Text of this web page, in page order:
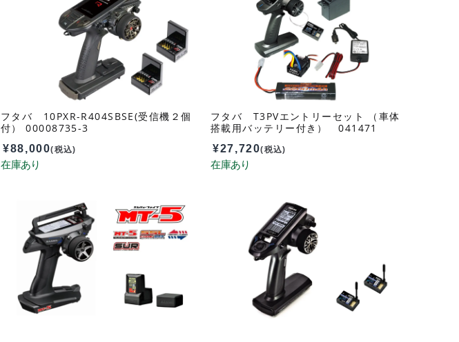
フタバ 10PXR-R404SBSE(受信機２個
付） 00008735-3
¥88,000(税込)
フタバ T3PVエントリーセット （車体
搭載用バッテリー付き） 041471
¥27,720(税込)